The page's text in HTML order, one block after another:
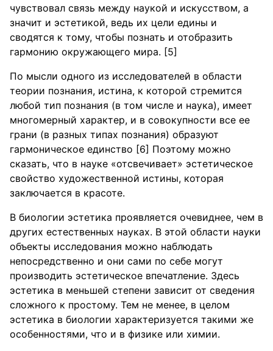
чувствовал связь между наукой и искусством, а
значит и эстетикой, ведь их цели едины и
сводятся к тому, чтобы познать и отобразить
гармонию окружающего мира. [5]
По мысли одного из исследователей в области
теории познания, истина, к которой стремится
любой тип познания (в том числе и наука), имеет
многомерный характер, и в совокупности все ее
грани (в разных типах познания) образуют
гармоническое единство [6] Поэтому можно
сказать, что в науке «отсвечивает» эстетическое
свойство художественной истины, которая
заключается в красоте.
В биологии эстетика проявляется очевиднее, чем в
других естественных науках. В этой области науки
объекты исследования можно наблюдать
непосредственно и они сами по себе могут
производить эстетическое впечатление. Здесь
эстетика в меньшей степени зависит от сведения
сложного к простому. Тем не менее, в целом
эстетика в биологии характеризуется такими же
особенностями, что и в физике или химии.